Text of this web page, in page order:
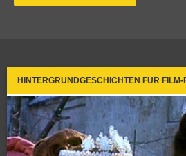
HINTERGRUNDGESCHICHTEN FÜR FILM-